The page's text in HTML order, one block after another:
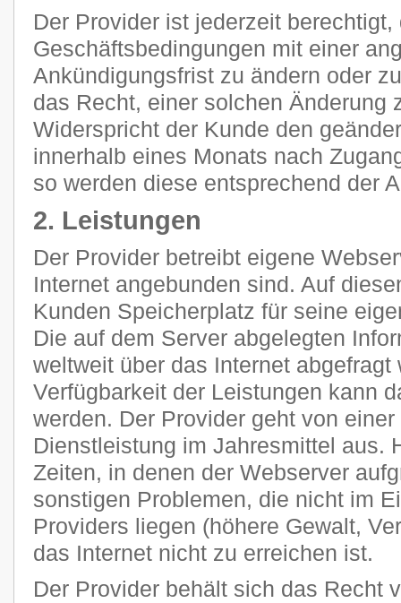
Der Provider ist jederzeit
Geschäftsbedingungen mit einer
Ankündigungsfrist zu ändern oder
das Recht, einer solchen Änderung
Widerspricht der Kunde den
innerhalb eines Monats nach
so werden diese entsprechend der
2. Leistungen
Der Provider betreibt eigene
Internet angebunden sind. Auf
Kunden Speicherplatz für seine
Die auf dem Server abgelegten
weltweit über das Internet
Verfügbarkeit der Leistungen kann
werden. Der Provider geht von
Dienstleistung im Jahresmittel aus.
Zeiten, in denen der Webserver
sonstigen Problemen, die nicht im
Providers liegen (höhere Gewalt,
das Internet nicht zu erreichen ist.
Der Provider behält sich das Recht